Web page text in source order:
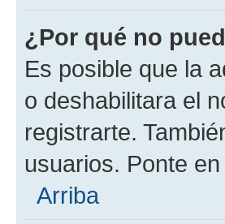
¿Por qué no
Es posible que la
o deshabilitara el
registrarte.
usuarios. Ponte
Arriba